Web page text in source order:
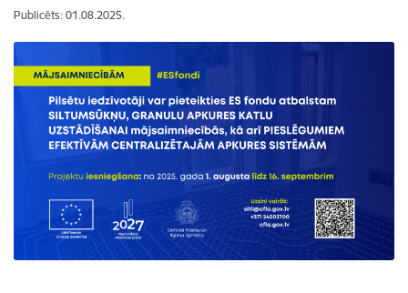
Publicēts: 01.08.2025.